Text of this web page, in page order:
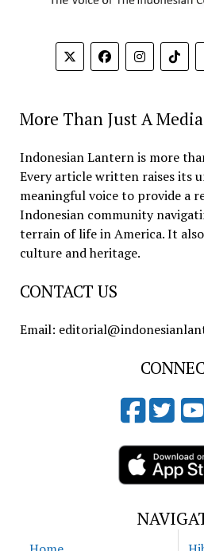
More Than Just A Media
Indonesian Lantern is more
Every article written raises its
meaningful voice to provide a
Indonesian community
terrain of life in America. It
culture and heritage.
CONTACT US
Email: